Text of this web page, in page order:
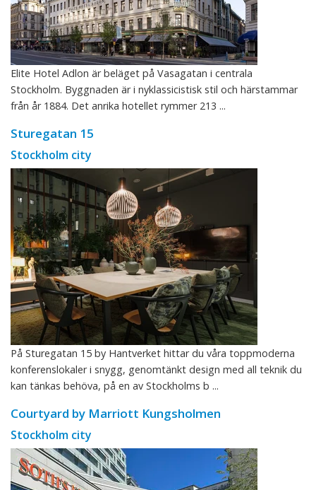
Elite Hotel Adlon är beläget på Vasagatan i centrala
Stockholm. Byggnaden är i nyklassicistisk stil och härstammar
från år 1884. Det anrika hotellet rymmer 213 ...
Sturegatan 15
Stockholm city
På Sturegatan 15 by Hantverket hittar du våra toppmoderna
konferenslokaler i snygg, genomtänkt design med all teknik du
kan tänkas behöva, på en av Stockholms b ...
Courtyard by Marriott Kungsholmen
Stockholm city